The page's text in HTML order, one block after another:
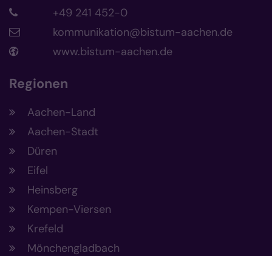
+49 241 452-0
kommunikation@bistum-aachen.de
www.bistum-aachen.de
Regionen
Aachen-Land
Aachen-Stadt
Düren
Eifel
Heinsberg
Kempen-Viersen
Krefeld
Mönchengladbach